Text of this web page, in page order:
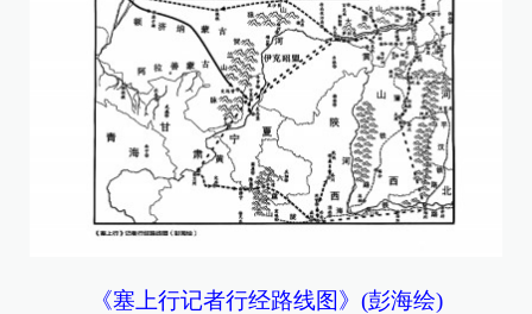
《塞上行记者行经路线图》(彭海绘)